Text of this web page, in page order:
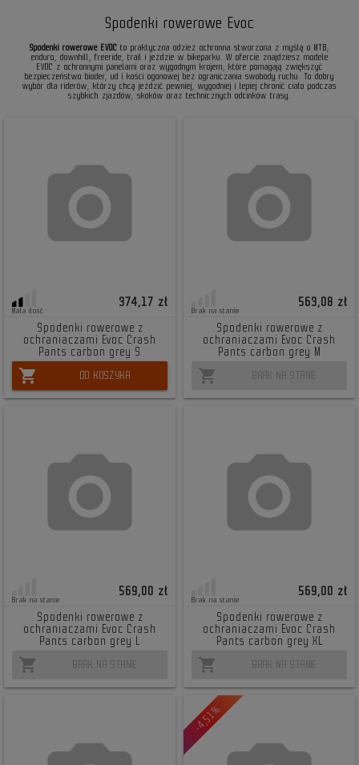
Spodenki rowerowe Evoc
Spodenki rowerowe EVOC to praktyczna odzież ochronna stworzona z myślą o MTB,
enduro, downhill, freeride, trail i jeździe w bikeparku. W ofercie znajdziesz modele
EVOC z ochronnymi panelami oraz wygodnym krojem, które pomagają zwiększyć
bezpieczeństwo bioder, ud i kości ogonowej bez ograniczania swobody ruchu. To dobry
wybór dla riderów, którzy chcą jeździć pewniej, wygodniej i lepiej chronić ciało podczas
szybkich zjazdów, skoków oraz technicznych odcinków trasy.
Mała ilość
374,17 zł
Spodenki rowerowe z
ochraniaczami Evoc Crash
Pants carbon grey S
shopping_cart DO KOSZYKA
Brak na stanie
563,08 zł
Spodenki rowerowe z
ochraniaczami Evoc Crash
Pants carbon grey M
shopping_cart BRAK NA STANIE
Brak na stanie
569,00 zł
Spodenki rowerowe z
ochraniaczami Evoc Crash
Pants carbon grey L
shopping_cart BRAK NA STANIE
Brak na stanie
569,00 zł
Spodenki rowerowe z
ochraniaczami Evoc Crash
Pants carbon grey XL
shopping_cart BRAK NA STANIE
-4,51%